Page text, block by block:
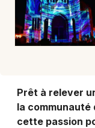
Mon email
Prêt à relever
la
cette passion